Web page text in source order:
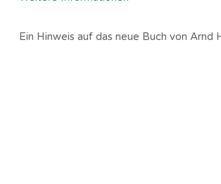
Ein Hinweis auf das neue Buch von Arnd